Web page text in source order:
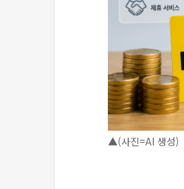
▲(사진=AI 생성)